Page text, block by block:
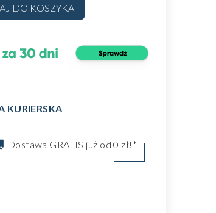
DO KOSZYKA
KURIERSKA
Dostawa GRATIS już od 0 zł!*